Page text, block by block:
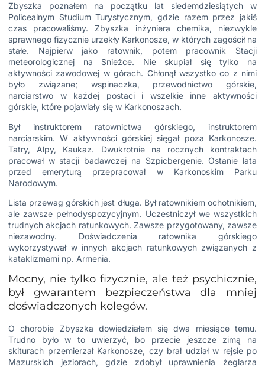
Zbyszka poznałem na początku lat siedemdziesiątych w
Policealnym Studium Turystycznym, gdzie razem przez jakiś
czas pracowaliśmy. Zbyszka inżyniera chemika, niezwykle
sprawnego fizycznie urzekły Karkonosze, w których zagościł na
stałe. Najpierw jako ratownik, potem pracownik Stacji
meteorologicznej na Snieżce. Nie skupiał się tylko na
aktywności zawodowej w górach. Chłonął wszystko co z nimi
było związane; wspinaczka, przewodnictwo górskie,
narciarstwo w każdej postaci i wszelkie inne aktywności
górskie, które pojawiały się w Karkonoszach.
Był instruktorem ratownictwa górskiego, instruktorem
narciarskim. W aktywności górskiej sięgał poza Karkonosze.
Tatry, Alpy, Kaukaz. Dwukrotnie na rocznych kontraktach
pracował w stacji badawczej na Szpicbergenie. Ostanie lata
przed emeryturą przepracował w Karkonoskim Parku
Narodowym.
Lista przewag górskich jest długa. Był ratownikiem ochotnikiem,
ale zawsze pełnodyspozycyjnym. Uczestniczył we wszystkich
trudnych akcjach ratunkowych. Zawsze przygotowany, zawsze
niezawodny. Doświadczenia ratownika górskiego
wykorzystywał w innych akcjach ratunkowych związanych z
kataklizmami np. Armenia.
Mocny, nie tylko fizycznie, ale też psychicznie,
był gwarantem bezpieczeństwa dla mniej
doświadczonych kolegów.
O chorobie Zbyszka dowiedziałem się dwa miesiące temu.
Trudno było w to uwierzyć, bo przecie jeszcze zimą na
skiturach przemierzał Karkonosze, czy brał udział w rejsie po
Mazurskich jeziorach, gdzie zdobył uprawnienia żeglarza